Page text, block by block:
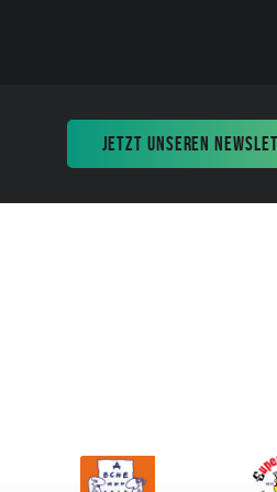
JETZT UNSEREN